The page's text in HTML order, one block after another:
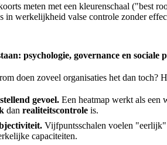
meten met een kleurenschaal ("best
werkelijkheid valse controle zonder
psychologie, governance en sociale
doen zoveel organisaties het dan toch?
gevoel. Een heatmap werkt als een
dan realiteitscontrole is.
Vijfpuntsschalen voelen "eerlijk"
capaciteiten.